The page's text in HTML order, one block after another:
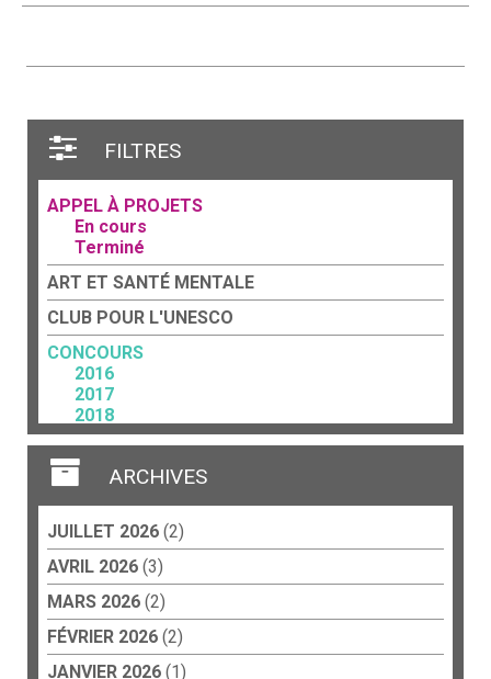
FILTRES
APPEL À PROJETS
En cours
Terminé
ART ET SANTÉ MENTALE
CLUB POUR L'UNESCO
CONCOURS
2016
2017
2018
2023
FORCE TERRITORIALE
Acteurs culturels
Art et travail
CCP
Éducation
Collèges
Écoles
Lycées
Résidences d’artistes
PEINTURE
ARCHIVES
JUILLET 2026 (2)
AVRIL 2026 (3)
MARS 2026 (2)
FÉVRIER 2026 (2)
JANVIER 2026 (1)